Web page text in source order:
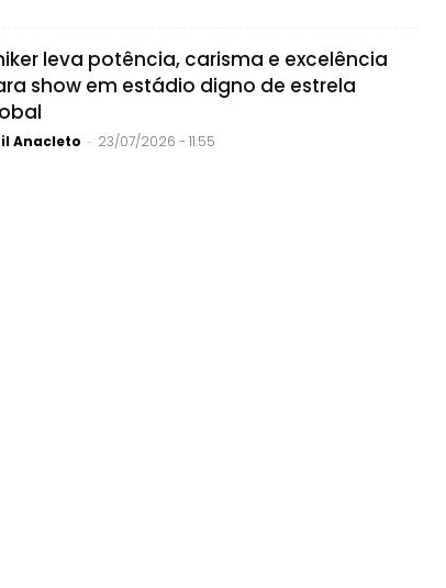
leva potência, carisma e excelência
show em estádio digno de estrela
Anacleto - 23/07/2026 - 11:55